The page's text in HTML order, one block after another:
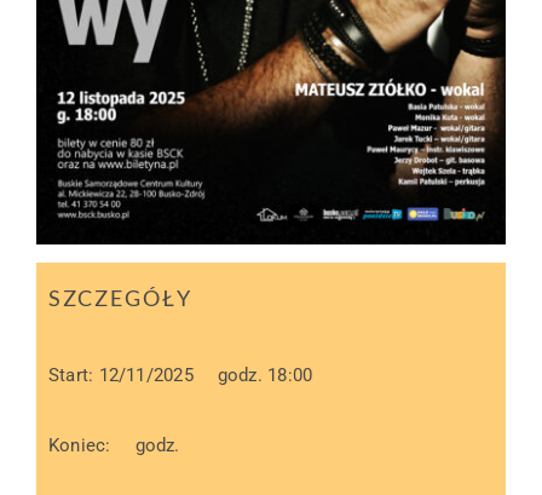
SZCZEGÓŁY
Start: 12/11/2025 godz. 18:00
Koniec: godz.